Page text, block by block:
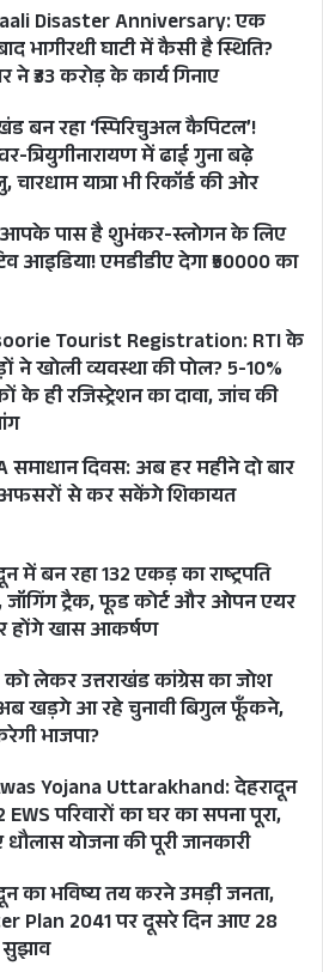
PUSHKAR SINGH DHAMI
HAKAM SINGH RAWAT
PAPER LEAK CASE
Disaster Anniversary: एक
भागीरथी घाटी में कैसी है स्थिति?
ने ₹33 करोड़ के कार्य गिनाए
बन रहा ‘स्पिरिचुअल कैपिटल’!
त्रियुगीनारायण में ढाई गुना बढ़े
चारधाम यात्रा भी रिकॉर्ड की ओर
पास है शुभंकर-स्लोगन के लिए
आइडिया! एमडीडीए देगा ₹50000 का
Tourist Registration: RTI के
ने खोली व्यवस्था की पोल? 5-10%
के ही रजिस्ट्रेशन का दावा, जांच की
समाधान दिवस: अब हर महीने दो बार
से कर सकेंगे शिकायत
में बन रहा 132 एकड़ का राष्ट्रपति
जॉगिंग ट्रैक, फूड कोर्ट और ओपन एयर
होंगे खास आकर्षण
लेकर उत्तराखंड कांग्रेस का जोश
खड़गे आ रहे चुनावी बिगुल फूँकने,
भाजपा?
Yojana Uttarakhand: देहरादून
परिवारों का घर का सपना पूरा,
धौलास योजना की पूरी जानकारी
का भविष्य तय करने उमड़ी जनता,
Plan 2041 पर दूसरे दिन आए 28